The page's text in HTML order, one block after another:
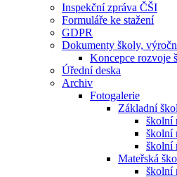
Inspekční zpráva ČŠI
Formuláře ke stažení
GDPR
Dokumenty školy,
Koncepce rozvoje
Úřední deska
Archiv
Fotogalerie
Základní
školní
školní
školní
Mateřská
školní